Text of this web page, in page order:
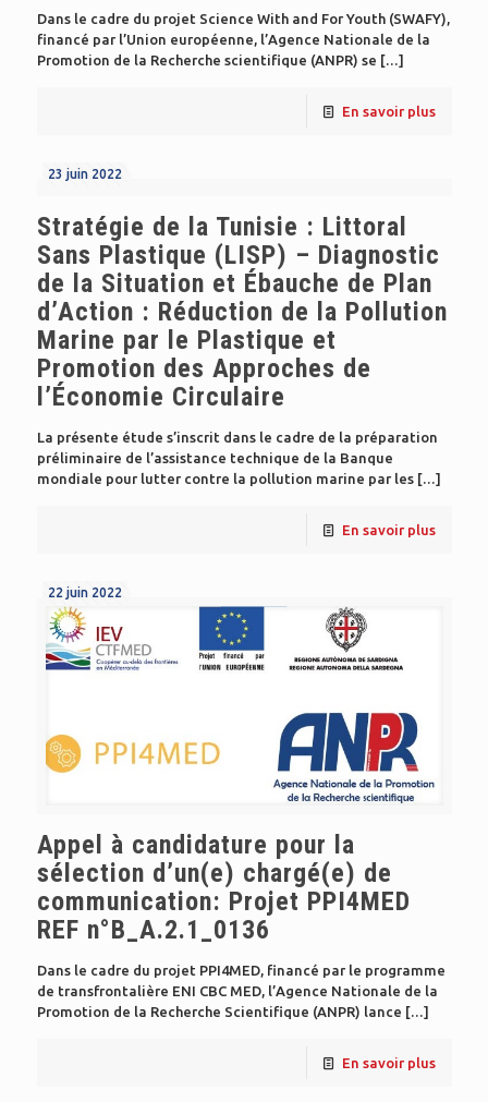
Dans le cadre du projet Science With and For Youth (SWAFY),
financé par l’Union européenne, l’Agence Nationale de la
Promotion de la Recherche scientifique (ANPR) se […]
En savoir plus
23 juin 2022
Stratégie de la Tunisie : Littoral
Sans Plastique (LISP) – Diagnostic
de la Situation et Ébauche de Plan
d’Action : Réduction de la Pollution
Marine par le Plastique et
Promotion des Approches de
l’Économie Circulaire
La présente étude s’inscrit dans le cadre de la préparation
préliminaire de l’assistance technique de la Banque
mondiale pour lutter contre la pollution marine par les[…]
En savoir plus
22 juin 2022
Appel à candidature pour la
sélection d’un(e) chargé(e) de
communication: Projet PPI4MED
REF n°B_A.2.1_0136
Dans le cadre du projet PPI4MED, financé par le programme
de transfrontalière ENI CBC MED, l’Agence Nationale de la
Promotion de la Recherche Scientifique (ANPR) lance […]
En savoir plus